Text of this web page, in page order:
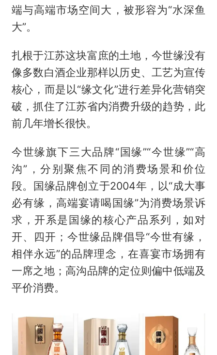
端与高端市场空间大，被形容为“水深鱼
大”。
扎根于江苏这块富庶的土地，今世缘没有
像多数白酒企业那样以历史、工艺为宣传
核心，而是以“缘文化”进行差异化营销突
破，抓住了江苏省内消费升级的趋势，此
前几年增长很快。
今世缘旗下三大品牌“国缘”“今世缘”“高
沟”，分别聚焦不同的消费场景和价位
段。国缘品牌创立于2004年，以“成大事
必有缘，高端宴请喝国缘”为消费场景诉
求，开系是国缘的核心产品系列，如对
开、四开；今世缘品牌倡导“今世有缘，
相伴永远”的品牌理念，在喜宴市场拥有
一席之地；高沟品牌的定位则偏中低端及
平价消费。